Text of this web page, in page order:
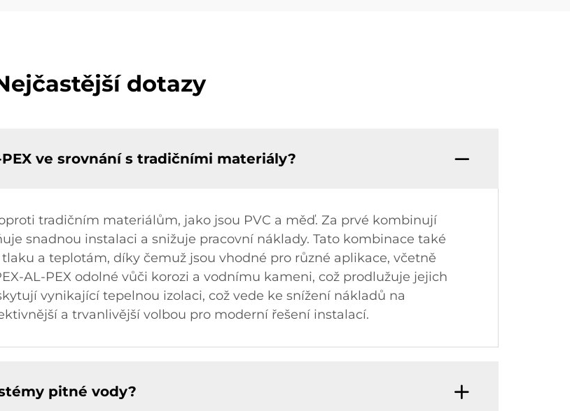
dotazy
ve srovnání s tradičními materiály?
tradičním materiálům, jako jsou PVC a měď. Za prvé kombinují
snadnou instalaci a snižuje pracovní náklady. Tato kombinace také
a teplotám, díky čemuž jsou vhodné pro různé aplikace, včetně
AL-PEX odolné vůči korozi a vodnímu kameni, což prodlužuje jejich
vynikající tepelnou izolaci, což vede ke snížení nákladů na
a trvanlivější volbou pro moderní řešení instalací.
pitné vody?